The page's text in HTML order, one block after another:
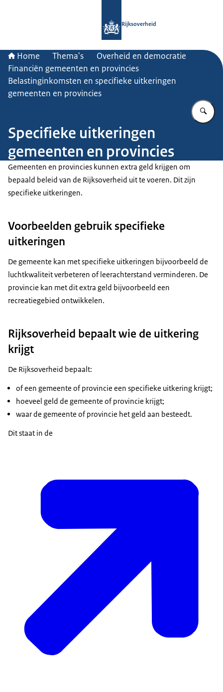
Rijksoverheid
Home Thema's
Overheid en democratie
Financiën gemeenten en provincies
Belastinginkomsten en specifieke uitkeringen
gemeenten en provincies
Specifieke uitkeringen
gemeenten en provincies
Gemeenten en provincies kunnen extra geld krijgen om
bepaald beleid van de Rijksoverheid uit te voeren. Dit zijn
specifieke uitkeringen.
Voorbeelden gebruik specifieke
uitkeringen
De gemeente kan met specifieke uitkeringen bijvoorbeeld de
luchtkwaliteit verbeteren of leerachterstand verminderen. De
provincie kan met dit extra geld bijvoorbeeld een
recreatiegebied ontwikkelen.
Rijksoverheid bepaalt wie de uitkering
krijgt
De Rijksoverheid bepaalt:
of een gemeente of provincie een specifieke uitkering krijgt;
hoeveel geld de gemeente of provincie krijgt;
waar de gemeente of provincie het geld aan besteedt.
Dit staat in de